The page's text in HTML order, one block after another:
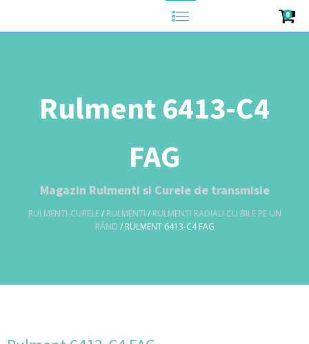
0
Rulment 6413-C4
FAG
Magazin Rulmenti si Curele de transmisie
RULMENTI-CURELE/ RULMENTI / RULMENȚI RADIALI CU BILE PE UN
RÂND / RULMENT 6413-C4 FAG